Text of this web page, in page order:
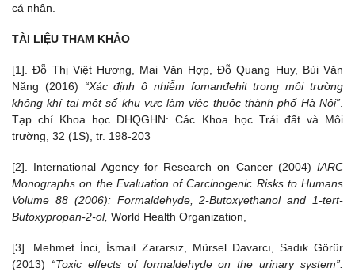
cá nhân.
TÀI LIỆU THAM KHẢO
[1]. Đỗ Thị Việt Hương, Mai Văn Hợp, Đỗ Quang Huy, Bùi Văn
Năng (2016) “Xác định ô nhiễm fomanđehit trong môi trường
không khí tại một số khu vực làm việc thuộc thành phố Hà Nội”
Tạp chí Khoa học ĐHQGHN: Các Khoa học Trái đất và Môi
trường, 32 (1S), tr. 198-203
[2]. International Agency for Research on Cancer (2004) IARC
Monographs on the Evaluation of Carcinogenic Risks to Humans
Volume 88 (2006): Formaldehyde, 2-Butoxyethanol and 1-tert-
Butoxypropan-2-ol, World Health Organization,
[3]. Mehmet İnci, İsmail Zararsız, Mürsel Davarcı, Sadık Görür
(2013) “Toxic effects of formaldehyde on the urinary system”.